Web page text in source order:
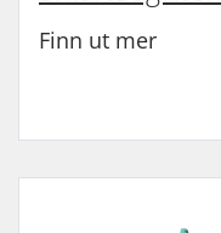
Finn ut mer